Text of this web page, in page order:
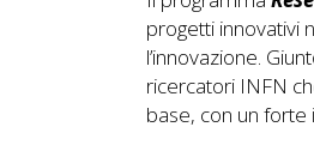
progetti innovativi
l’innovazione.
ricercatori INFN
base, con un forte